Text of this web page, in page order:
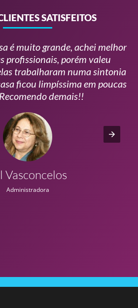
SATISFEITOS
é muito grande, achei melhor
profissionais, porém valeu
trabalharam numa sintonia
ficou limpíssima em poucas
demais!!
Vasconcelos
Administradora